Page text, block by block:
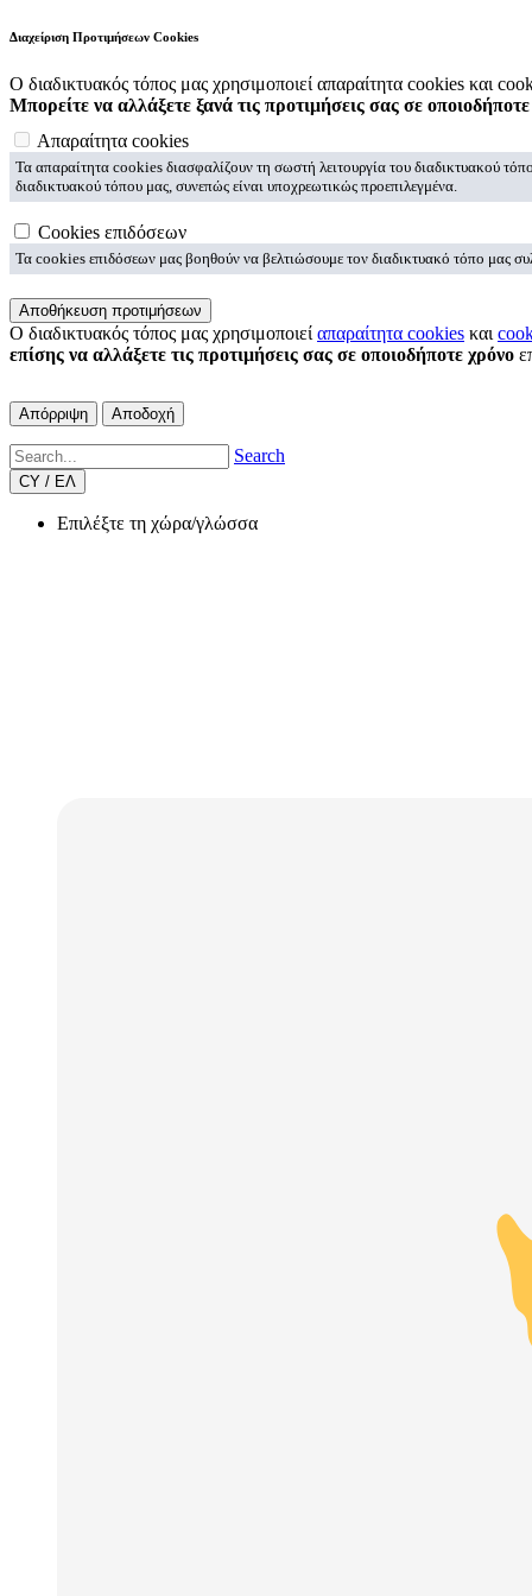
Διαχείριση Προτιμήσεων Cookies
Ο διαδικτυακός τόπος μας χρησιμοποιεί απαραίτητα cookies και
Μπορείτε να αλλάξετε ξανά τις προτιμήσεις σας σε
Απαραίτητα cookies
Τα απαραίτητα cookies διασφαλίζουν τη σωστή λειτουργία του διαδικτυακού
διαδικτυακού τόπου μας, συνεπώς είναι υποχρεωτικώς προεπιλεγμένα.
Cookies επιδόσεων
Τα cookies επιδόσεων μας βοηθούν να βελτιώσουμε τον διαδικτυακό τόπο μας
Αποθήκευση προτιμήσεων
Ο διαδικτυακός τόπος μας χρησιμοποιεί απαραίτητα cookies και
επίσης να αλλάξετε τις προτιμήσεις σας σε οποιοδήποτε χρόνο
Απόρριψη Αποδοχή
Search
CY / ΕΛ
Επιλέξτε τη χώρα/γλώσσα